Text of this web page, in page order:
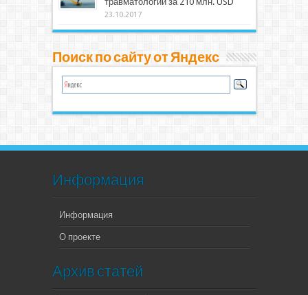
23.10.2017
Поиск по сайту от Яндекс
Информация
Информация
О проекте
Архив статей